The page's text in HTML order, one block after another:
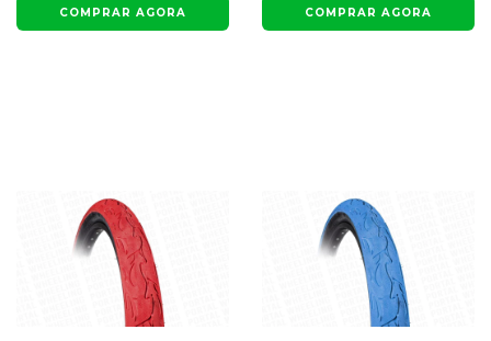
COMPRAR AGORA COMPRAR AGORA